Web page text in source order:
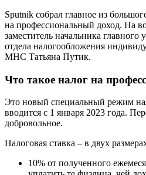
Sputnik собрал главное из
на профессиональный доход. На
заместитель начальника главного
отдела налогообложения
МНС Татьяна Путик.
Что такое налог на
Это новый специальный режим
вводится с 1 января 2023 года.
добровольное.
Налоговая ставка – в двух
10% от полученного